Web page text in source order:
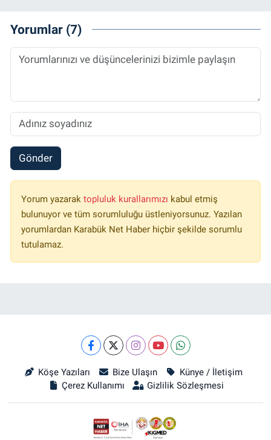
Yorumlar (7)
Gönder
Yorum yazarak topluluk kurallarımızı kabul etmiş
bulunuyor ve tüm sorumluluğu üstleniyorsunuz. Yazılan
yorumlardan Karabük Net Haber hiçbir şekilde sorumlu
tutulamaz.
Köşe Yazıları Bize Ulaşın
Künye / İletişim
Çerez Kullanımı
Gizlilik Sözleşmesi